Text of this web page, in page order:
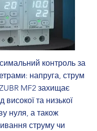
контроль за
напруга, струм
MF2 захищає
високої та низької
нуля, а також
струму чи